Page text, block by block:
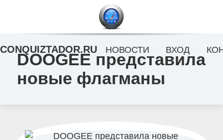
DOOGEE представила
новые флагманы
CONQUIZTADOR.RU НОВОСТИ ВХОД